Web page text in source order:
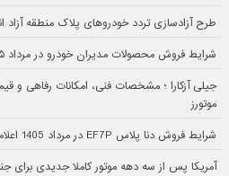
طرح آزادسازی تردد خودروهای پلاک منطقه آزاد
شرایط فروش محصولات مدیران خودرو در مرداد ۱۴۰۵ اعلام شد
جیلی آزکارا ؛ مشخصات فنی، امکانات رفاهی و
موتورز
شرایط فروش دنا پلاس EF7P در مرداد 1405 اعلام شد
آمریکا پس از سه دهه موتور کاملا جدیدی برای